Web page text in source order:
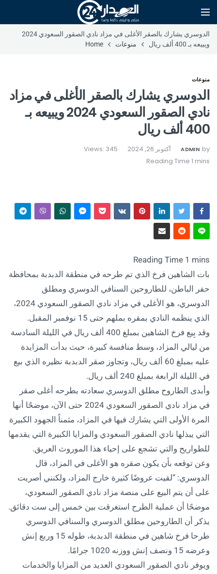
الدوسري يشارك بالصقر الأغلى في مزاد نادي الصقور السعودي 2024
ويبيعه بـ 400 ألف ريال
منوعات Home
منوعات
الدوسري يشارك بالصقر الأغلى في مزاد
نادي الصقور السعودي 2024 ويبيعه بـ
400 ألف ريال
by
ADMIN أكتوبر 26, 2024 Views: 345
بات الشاهين فرخ الذي تم طرحه في منطقة الدبدبة بمحافظة
حفر الباطن، للطاروحين السنافي الدوسري ومطلق
الدوسري، هو الأغلى في مزاد نادي الصقور السعودي 2024،
الذي ينظمه النادي بمقره بملهم حتى 15 نوفمبر المقبل.
وقد بِيع فرخ الشاهين بمبلغ 400 ألف ريال في الليلة السادسة
من ليالي المزاد، وسط منافسة كبيرة، حيث بدأت المزايدة
عليه بمبلغ 60 ألف ريال، وتجاوز صقر الدبدبة نظيره الذي بيع
في الليلة الرابعة بمبلغ 240 ألف ريال.
وأبدى الطاروح مطلق الدوسري سعادته بطرحه أغلى صقر
في مزاد نادي الصقور السعودي 2024 حتى الآن، موضحًا أنها
المرة الأولى التي يشارك فيها في المزاد، مثمناً الجهود الكبيرة
التي يبذلها نادي الصقور السعودي والمزايا الكبيرة التي يقدمها
للطواريح والتي تشجع على إحياء هذا الموروث العريق.
وعن توقعه بأن يكون صقره هو الأغلى في المزاد، قال
الدوسري: “لقيت عروضًا كثيرة خارج المزاد، ولكنني أصريت
على أن يتم البيع على منصة مزاد نادي الصقور السعودي،
موضحًا أن عملية الطرح استغرقت بين خمس إلى ست دقائق.
يذكر أن الطاروحين مطلق الدوسري والسنافي الدوسري
طرحا فرخ شاهين في منطقة الدبدبة، طوله 15 وربع إنش
وعرضه 15 ونصف إنش ووزنه 1020 جرامًا.
ويوفر نادي الصقور السعودي العديد من المزايا والخدمات